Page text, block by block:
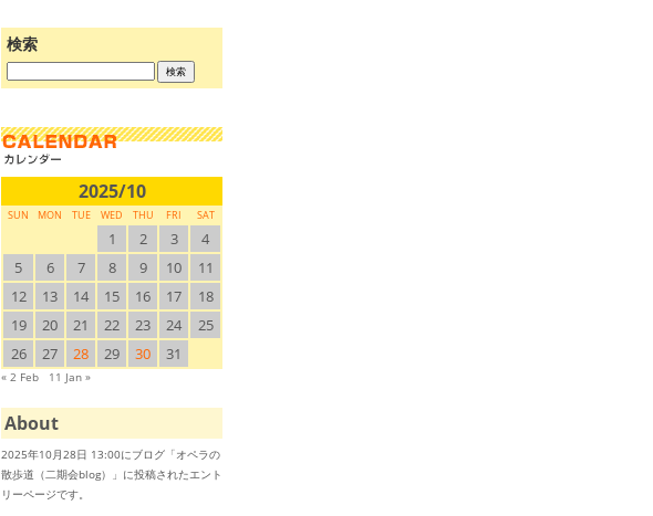
検索
ブ
ロ
検
索:
2025/10
SUN MON TUE WED THU FRI SAT
1 2 3
4
5
6 7 8 9 10
11
12
13 14 15 16 17
18
19
20 21 22 23 24
25
26
27 28 29 30 31
« 2 Feb 11 Jan »
About
2025年10月28日 13:00にブログ「オペラの
散歩道（二期会blog）」に投稿されたエント
リーページです。